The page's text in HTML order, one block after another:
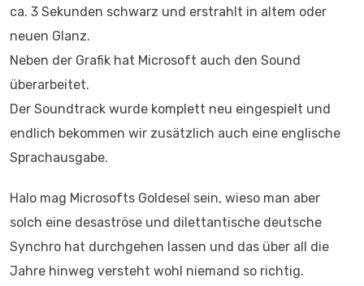
ca. 3 Sekunden schwarz und erstrahlt in altem oder
neuen Glanz.
Neben der Grafik hat Microsoft auch den Sound
überarbeitet.
Der Soundtrack wurde komplett neu eingespielt und
endlich bekommen wir zusätzlich auch eine englische
Sprachausgabe.
Halo mag Microsofts Goldesel sein, wieso man aber
solch eine desaströse und dilettantische deutsche
Synchro hat durchgehen lassen und das über all die
Jahre hinweg versteht wohl niemand so richtig.